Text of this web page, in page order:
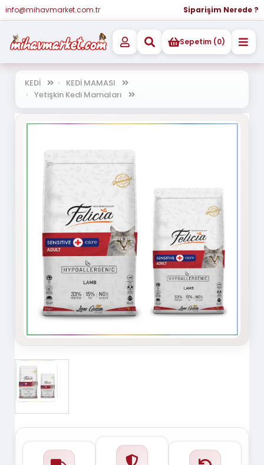
info@mihavmarket.com.tr Siparişim Nerede ?
Sepetim (0)
KEDİ
KEDİ MAMASI
Yetişkin Kedi Mamaları